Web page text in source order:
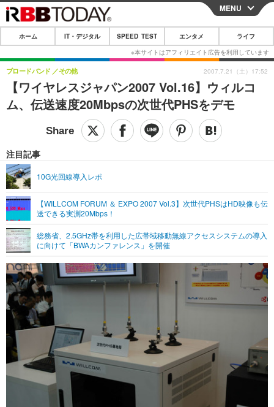
CLOSE
ホーム
IT・デジタル
IT・デジタルTOP スマートフォン
ガジェット・ツール
ショッピング その他
SPEED TEST
エンタメTOP 映画・ドラマ
グラビア
ショッピング その他
ライフTOP
その他
リリース一覧
プッシュ通知の停止方法
MENU
ホーム IT・デジタル SPEED TEST エンタメ ライフ
【ワイヤレスジャパン2007 Vol.16】ウィルコ
ム、伝送速度20Mbpsの次世代PHSをデモ
ブロードバンド その他
注目記事
10G光回線導入レポ
【WILLCOM FORUM ＆ EXPO 2007 Vol.3】次世代PHSはHD映像も伝
送できる実測20Mbps！
総務省、2.5GHz帯を利用した広帯域移動無線アクセスシステムの導入
に向けて「BWAカンファレンス」を開催
2007.7.21（土）17:52